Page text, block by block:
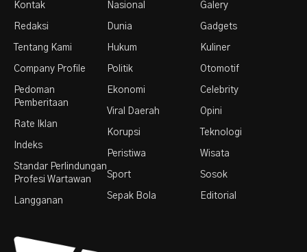
Kontak
Redaksi
Tentang Kami
Company Profile
Pedoman
Pemberitaan
Rate Iklan
Indeks
Standar Perlindungan
Profesi Wartawan
Langganan
Nasional
Dunia
Hukum
Politik
Ekonomi
Viral Daerah
Korupsi
Peristiwa
Sport
Sepak Bola
Galery
Gadgets
Kuliner
Otomotif
Celebrity
Opini
Teknologi
Wisata
Sosok
Editorial